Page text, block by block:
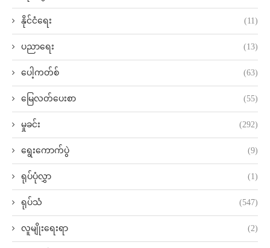
နိုင်ငံရေး (11)
ပညာရေး (13)
ပေါ့ကတ်စ် (63)
မြေလတ်ပေးစာ (55)
မှုခင်း (292)
ရွေးကောက်ပွဲ (9)
ရုပ်ပုံလွှာ (1)
ရုပ်သံ (547)
လူမျိုးရေးရာ (2)